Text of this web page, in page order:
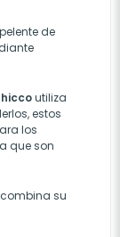
de
utiliza
estos
los
que son
su